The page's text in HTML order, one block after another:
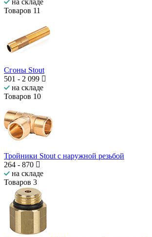
на складе
Товаров 11
Сгоны Stout
501 - 2 099
на складе
Товаров 10
Тройники Stout с наружной резьбой
264 - 870
на складе
Товаров 3